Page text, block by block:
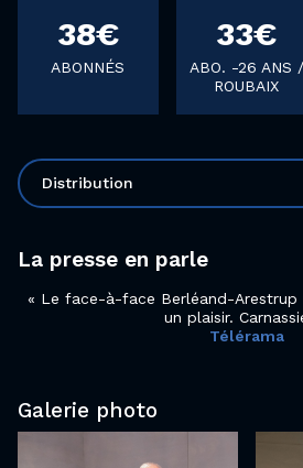
38€
ABONNÉS
33€
ABO. -26 ANS /
ROUBAIX
Distribution
La presse en parle
Le face-à-face Berléand-Arestrup
un plaisir.
Télérama
Galerie photo